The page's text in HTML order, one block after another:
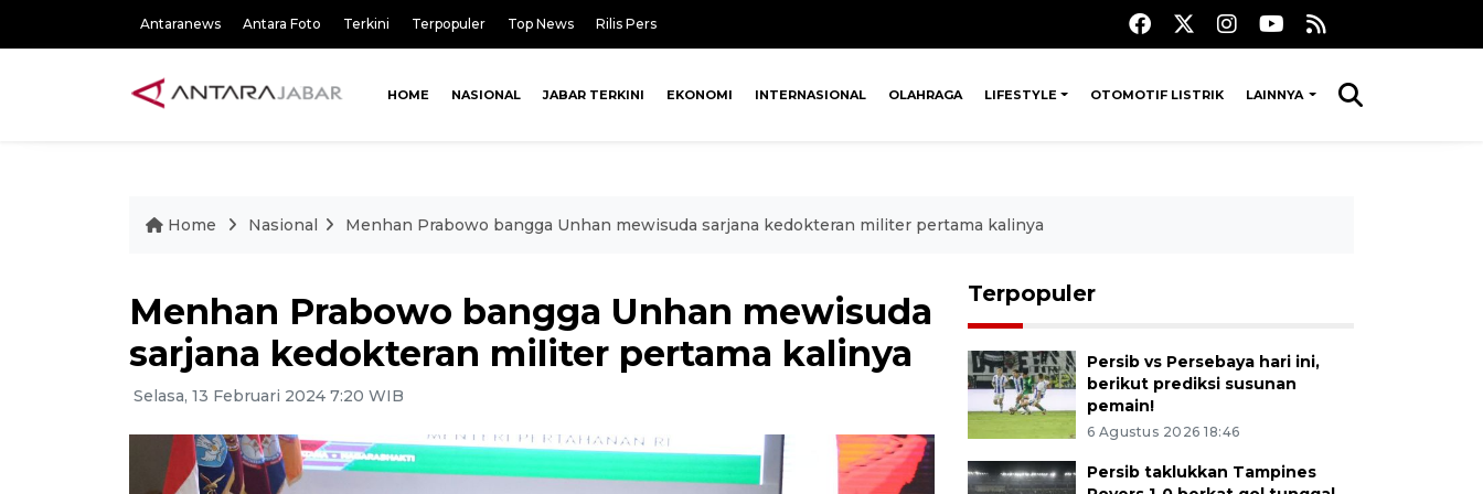
Antaranews Antara Foto Terkini Terpopuler Top News Rilis Pers
HOME NASIONAL JABAR TERKINI EKONOMI INTERNASIONAL OLAHRAGA LIFESTYLE OTOMOTIF LISTRIK LAINNYA
Home Nasional Menhan Prabowo bangga Unhan mewisuda sarjana kedokteran militer pertama kalinya
Menhan Prabowo bangga Unhan mewisuda
sarjana kedokteran militer pertama kalinya
Selasa, 13 Februari 2024 7:20 WIB
Terpopuler
Persib vs Persebaya hari ini,
berikut prediksi susunan
pemain!
6 Agustus 2026 18:46
Persib taklukkan Tampines